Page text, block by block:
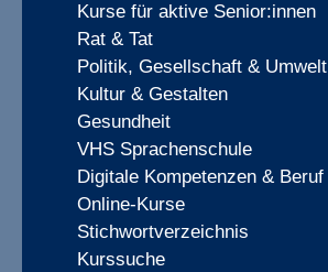
Kurse für aktive Senior:innen
Rat & Tat
Politik, Gesellschaft & Umwelt
Kultur & Gestalten
Gesundheit
VHS Sprachenschule
Digitale Kompetenzen & Beruf
Online-Kurse
Stichwortverzeichnis
Kurssuche